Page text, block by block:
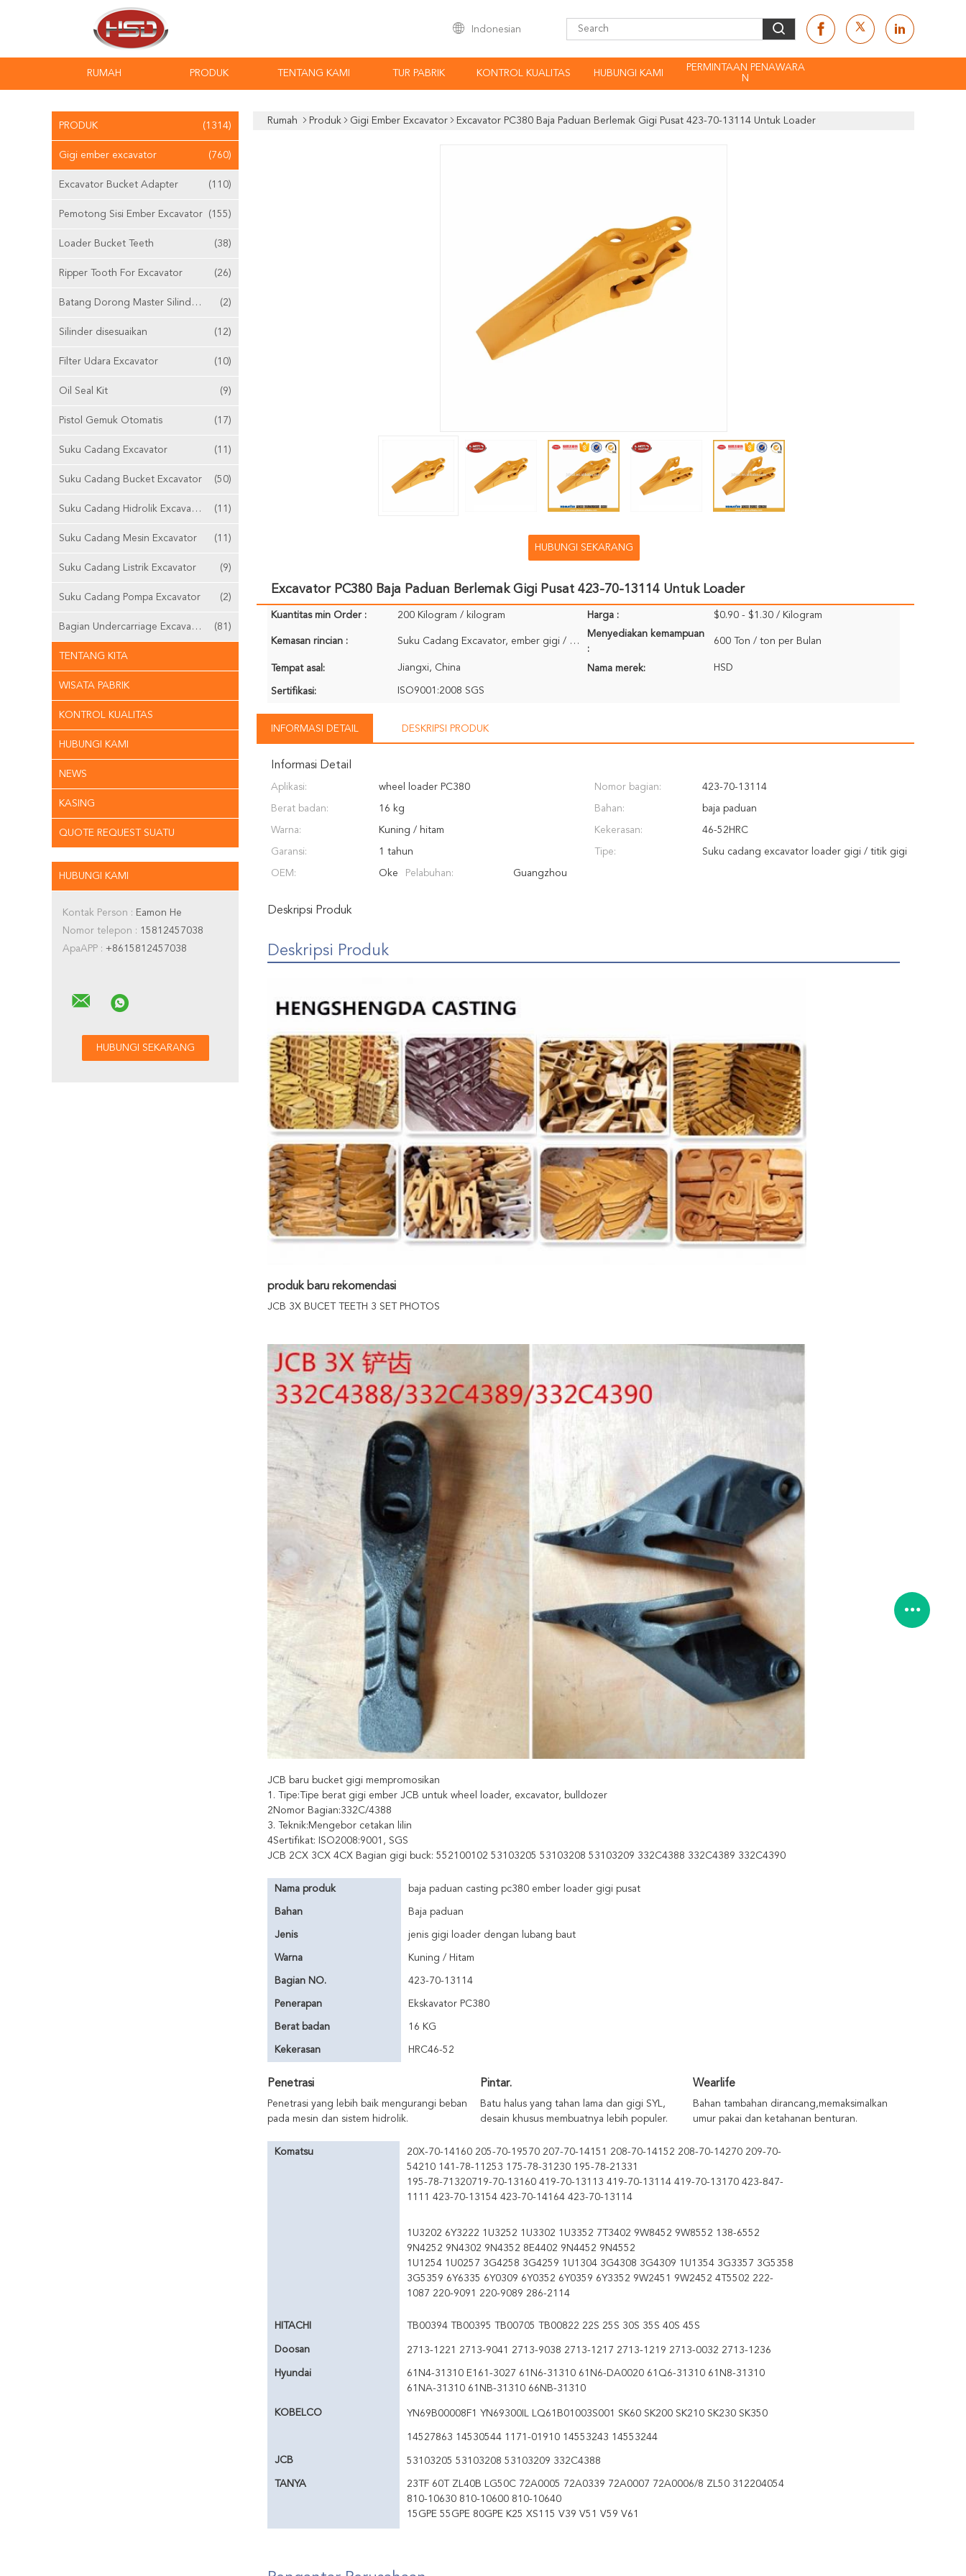
Indonesian
RUMAH PRODUK TENTANG KAMI TUR PABRIK KONTROL KUALITAS HUBUNGI KAMI
PERMINTAAN PENAWARA
N
PRODUK (1314)
Gigi ember excavator (760)
Excavator Bucket Adapter (110)
Pemotong Sisi Ember Excavator (155)
Loader Bucket Teeth (38)
Ripper Tooth For Excavator (26)
Batang Dorong Master Silinder Yang Dapat Disesuaikan (2)
Silinder disesuaikan (12)
Filter Udara Excavator (10)
Oil Seal Kit (9)
Pistol Gemuk Otomatis (17)
Suku Cadang Excavator (11)
Suku Cadang Bucket Excavator (50)
Suku Cadang Hidrolik Excavator (11)
Suku Cadang Mesin Excavator (11)
Suku Cadang Listrik Excavator (9)
Suku Cadang Pompa Excavator (2)
Bagian Undercarriage Excavator (81)
TENTANG KITA
WISATA PABRIK
KONTROL KUALITAS
HUBUNGI KAMI
NEWS
KASING
QUOTE REQUEST SUATU
HUBUNGI KAMI
Kontak Person : Eamon He
Nomor telepon : 15812457038
ApaAPP : +8615812457038
Rumah Produk Gigi Ember Excavator Excavator PC380 Baja Paduan Berlemak Gigi Pusat 423-70-13114 Untuk Loader
HUBUNGI SEKARANG
Excavator PC380 Baja Paduan Berlemak Gigi Pusat 423-70-13114 Untuk Loader
Kuantitas min Order : 200 Kilogram / kilogram Harga : $0.90 - $1.30 / Kilogram
Kemasan rincian : Suku Cadang Excavator, ember gigi / titik pengemasan gigi: Ply-wooden case (110 * 71 * 76CM), sesuai
Menyediakan kemampuan
:
600 Ton / ton per Bulan
Tempat asal: Jiangxi, China Nama merek: HSD
Sertifikasi: ISO9001:2008 SGS
INFORMASI DETAIL DESKRIPSI PRODUK
Informasi Detail
Aplikasi: wheel loader PC380 Nomor bagian: 423-70-13114
Berat badan: 16 kg Bahan: baja paduan
Warna: Kuning / hitam Kekerasan: 46-52HRC
Garansi: 1 tahun Tipe: Suku cadang excavator loader gigi / titik gigi
OEM: Oke Pelabuhan: Guangzhou
Deskripsi Produk
Deskripsi Produk
produk baru rekomendasi
JCB 3X BUCET TEETH 3 SET PHOTOS
JCB baru bucket gigi mempromosikan
1. Tipe:Tipe berat gigi ember JCB untuk wheel loader, excavator, bulldozer
2Nomor Bagian:332C/4388
3. Teknik:Mengebor cetakan lilin
4Sertifikat: ISO2008:9001, SGS
JCB 2CX 3CX 4CX Bagian gigi buck: 552100102 53103205 53103208 53103209 332C4388 332C4389 332C4390
Nama produk baja paduan casting pc380 ember loader gigi pusat
Bahan Baja paduan
Jenis jenis gigi loader dengan lubang baut
Warna Kuning / Hitam
Bagian NO. 423-70-13114
Penerapan Ekskavator PC380
Berat badan 16 KG
Kekerasan HRC46-52
Penetrasi
Penetrasi yang lebih baik mengurangi beban
pada mesin dan sistem hidrolik.
Pintar.
Batu halus yang tahan lama dan gigi SYL,
desain khusus membuatnya lebih populer.
Wearlife
Bahan tambahan dirancang,memaksimalkan
umur pakai dan ketahanan benturan.
Komatsu
20X-70-14160 205-70-19570 207-70-14151 208-70-14152 208-70-14270 209-70-
54210 141-78-11253 175-78-31230 195-78-21331
195-78-71320719-70-13160 419-70-13113 419-70-13114 419-70-13170 423-847-
1111 423-70-13154 423-70-14164 423-70-13114
1U3202 6Y3222 1U3252 1U3302 1U3352 7T3402 9W8452 9W8552 138-6552
9N4252 9N4302 9N4352 8E4402 9N4452 9N4552
1U1254 1U0257 3G4258 3G4259 1U1304 3G4308 3G4309 1U1354 3G3357 3G5358
3G5359 6Y6335 6Y0309 6Y0352 6Y0359 6Y3352 9W2451 9W2452 4T5502 222-
1087 220-9091 220-9089 286-2114
HITACHI TB00394 TB00395 TB00705 TB00822 22S 25S 30S 35S 40S 45S
Doosan 2713-1221 2713-9041 2713-9038 2713-1217 2713-1219 2713-0032 2713-1236
Hyundai
61N4-31310 E161-3027 61N6-31310 61N6-DA0020 61Q6-31310 61N8-31310
61NA-31310 61NB-31310 66NB-31310
KOBELCO YN69B00008F1 YN69300IL LQ61B01003S001 SK60 SK200 SK210 SK230 SK350
14527863 14530544 1171-01910 14553243 14553244
JCB 53103205 53103208 53103209 332C4388
TANYA
23TF 60T ZL40B LG50C 72A0005 72A0339 72A0007 72A0006/8 ZL50 312204054
810-10630 810-10600 810-10640
15GPE 55GPE 80GPE K25 XS115 V39 V51 V59 V61